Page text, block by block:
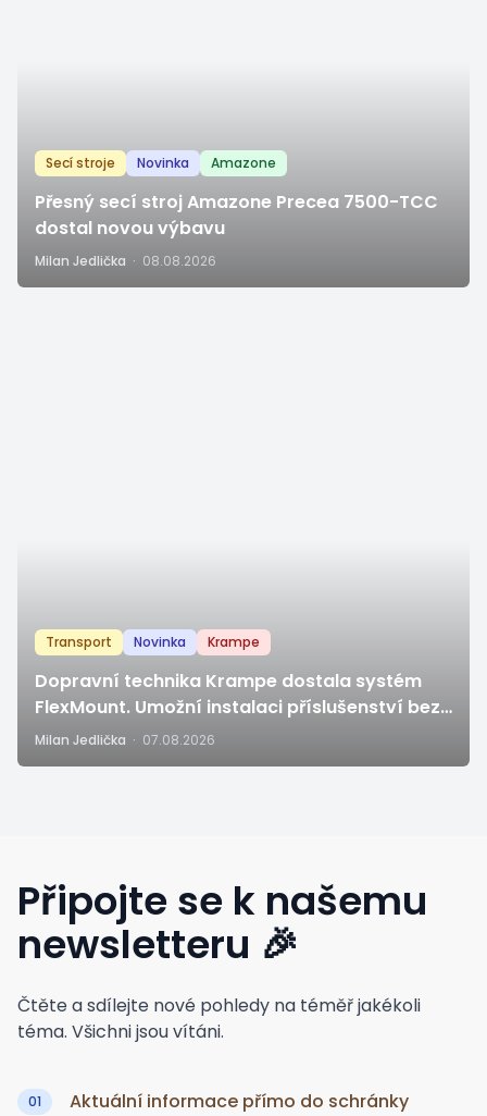
Secí stroje Novinka Amazone
Přesný secí stroj Amazone Precea 7500-TCC
dostal novou výbavu
Milan Jedlička · 08.08.2026
Transport Novinka Krampe
Dopravní technika Krampe dostala systém
FlexMount. Umožní instalaci příslušenství bez
vrtání a svařování
Milan Jedlička · 07.08.2026
Připojte se k našemu
newsletteru 🎉
Čtěte a sdílejte nové pohledy na téměř jakékoli
téma. Všichni jsou vítáni.
01 Aktuální informace přímo do schránky